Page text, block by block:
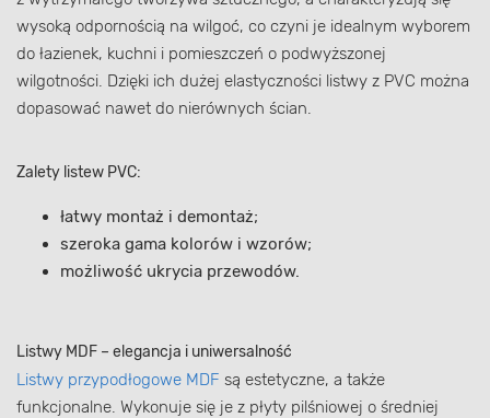
wysoką odpornością na wilgoć, co czyni je idealnym wyborem
do łazienek, kuchni i pomieszczeń o podwyższonej
wilgotności. Dzięki ich dużej elastyczności listwy z PVC można
dopasować nawet do nierównych ścian.
Zalety listew PVC:
łatwy montaż i demontaż;
szeroka gama kolorów i wzorów;
możliwość ukrycia przewodów.
Listwy MDF – elegancja i uniwersalność
Listwy przypodłogowe MDF są estetyczne, a także
funkcjonalne. Wykonuje się je z płyty pilśniowej o średniej